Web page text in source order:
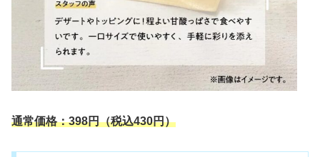
通常価格：398円（税込430円）